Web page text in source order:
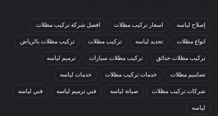
إصلاح لياسه اسعار تركيب مظلات افضل شركة تركيب مظلات
انواع مظلات تجديد لياسه تركيب مظلات تركيب مظلات بالرياض
تركيب مظلات حدائق تركيب مظلات سيارات ترميم لياسه
تصاميم مظلات خدمات تركيب مظلات خدمات لياسه
شركات تركيب مظلات صيانة لياسه فني ترميم لياسه فني لياسه
لياسه